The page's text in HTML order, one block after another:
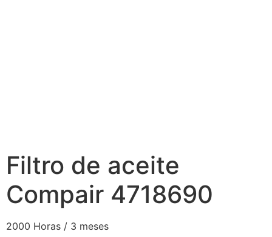
Filtro de aceite
Compair 4718690
2000 Horas / 3 meses